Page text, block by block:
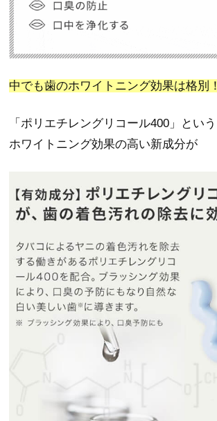
中でも歯のホワイトニング効果は格別！
「ポリエチレングリコール400」という
ホワイトニング効果の高い新成分が